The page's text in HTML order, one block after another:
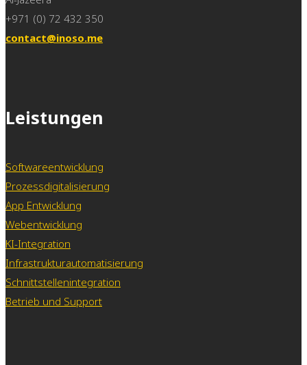
+971 (0) 72 432 350
contact@inoso.me
Leistungen
Softwareentwicklung
Prozessdigitalisierung
App Entwicklung
Webentwicklung
KI-Integration
Infrastrukturautomatisierung
Schnittstellenintegration
Betrieb und Support